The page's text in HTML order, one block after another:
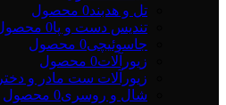
تل و هدبند0 محصول
تندیس دست و پا0 محصول
جاسوئیچی0 محصول
زیورآلات0 محصول
زیورآلات ست مادر و دختر
شال و روسری0 محصول